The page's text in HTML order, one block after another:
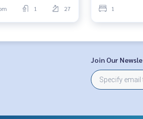
1 27
1
Join Our